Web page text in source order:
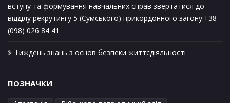
вступу та формування навчальних справ звертатися до
відділу рекрутингу 5 (Сумського) прикордонного загону:+38
(098) 026 84 41
Тиждень знань з основ безпеки життєдіяльності
ПОЗНАЧКИ